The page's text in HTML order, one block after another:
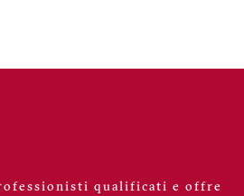
qualificati e offre